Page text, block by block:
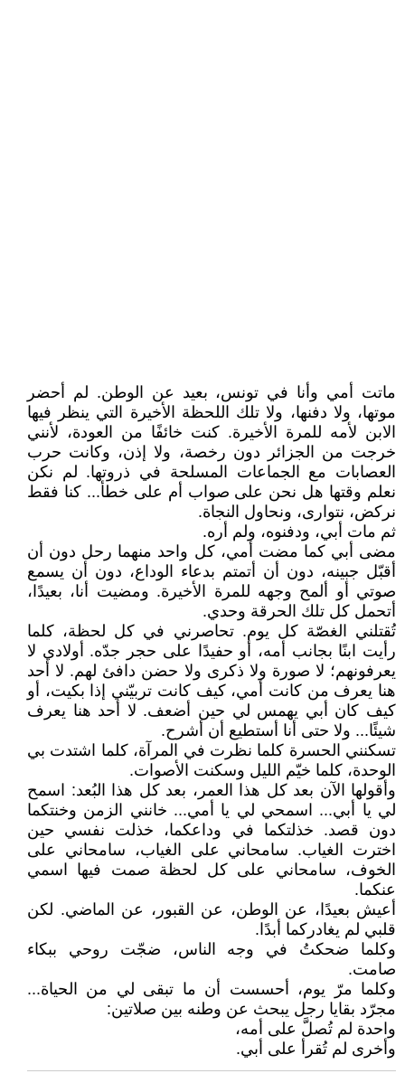
ماتت أمي وأنا في تونس، بعيد عن الوطن. لم أحضر
موتها، ولا دفنها، ولا تلك اللحظة الأخيرة التي ينظر فيها
الابن لأمه للمرة الأخيرة. كنت خائفًا من العودة، لأنني
خرجت من الجزائر دون رخصة، ولا إذن، وكانت حرب
العصابات مع الجماعات المسلحة في ذروتها. لم نكن
نعلم وقتها هل نحن على صواب أم على خطأ... كنا فقط
نركض، نتوارى، ونحاول النجاة.
ثم مات أبي، ودفنوه، ولم أره.
مضى أبي كما مضت أمي، كل واحد منهما رحل دون أن
أقبّل جبينه، دون أن أتمتم بدعاء الوداع، دون أن يسمع
صوتي أو ألمح وجهه للمرة الأخيرة. ومضيت أنا، بعيدًا،
أتحمل كل تلك الحرقة وحدي.
تُقتلني الغصّة كل يوم. تحاصرني في كل لحظة، كلما
رأيت ابنًا بجانب أمه، أو حفيدًا على حجر جدّه. أولادي لا
يعرفونهم؛ لا صورة ولا ذكرى ولا حضن دافئ لهم. لا أحد
هنا يعرف من كانت أمي، كيف كانت تربيّني إذا بكيت، أو
كيف كان أبي يهمس لي حين أضعف. لا أحد هنا يعرف
شيئًا... ولا حتى أنا أستطيع أن أشرح.
تسكنني الحسرة كلما نظرت في المرآة، كلما اشتدت بي
الوحدة، كلما خيّم الليل وسكنت الأصوات.
وأقولها الآن بعد كل هذا العمر، بعد كل هذا البُعد: اسمح
لي يا أبي... اسمحي لي يا أمي... خانني الزمن وخنتكما
دون قصد. خذلتكما في وداعكما، خذلت نفسي حين
اخترت الغياب. سامحاني على الغياب، سامحاني على
الخوف، سامحاني على كل لحظة صمت فيها اسمي
عنكما.
أعيش بعيدًا، عن الوطن، عن القبور، عن الماضي. لكن
قلبي لم يغادركما أبدًا.
وكلما ضحكتُ في وجه الناس، ضجّت روحي ببكاء
صامت.
وكلما مرّ يوم، أحسست أن ما تبقى لي من الحياة...
مجرّد بقايا رجل يبحث عن وطنه بين صلاتين:
واحدة لم تُصلَّ على أمه،
وأخرى لم تُقرأ على أبي.